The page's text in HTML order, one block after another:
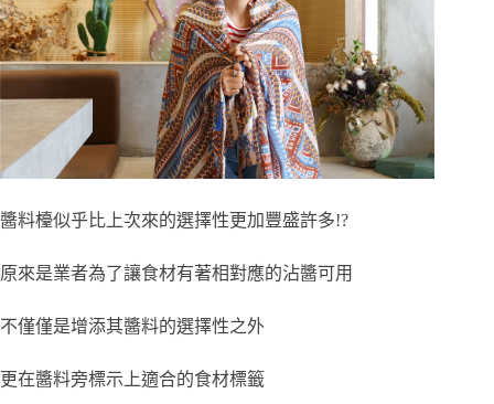
醬料檯似乎比上次來的選擇性更加豐盛許多!?
原來是業者為了讓食材有著相對應的沾醬可用
不僅僅是增添其醬料的選擇性之外
更在醬料旁標示上適合的食材標籤